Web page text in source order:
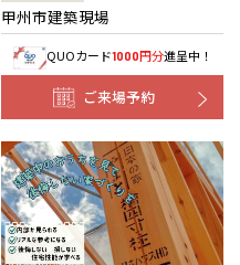
甲州市建築現場
QUOカード1000円分進呈中！
ご来場予約